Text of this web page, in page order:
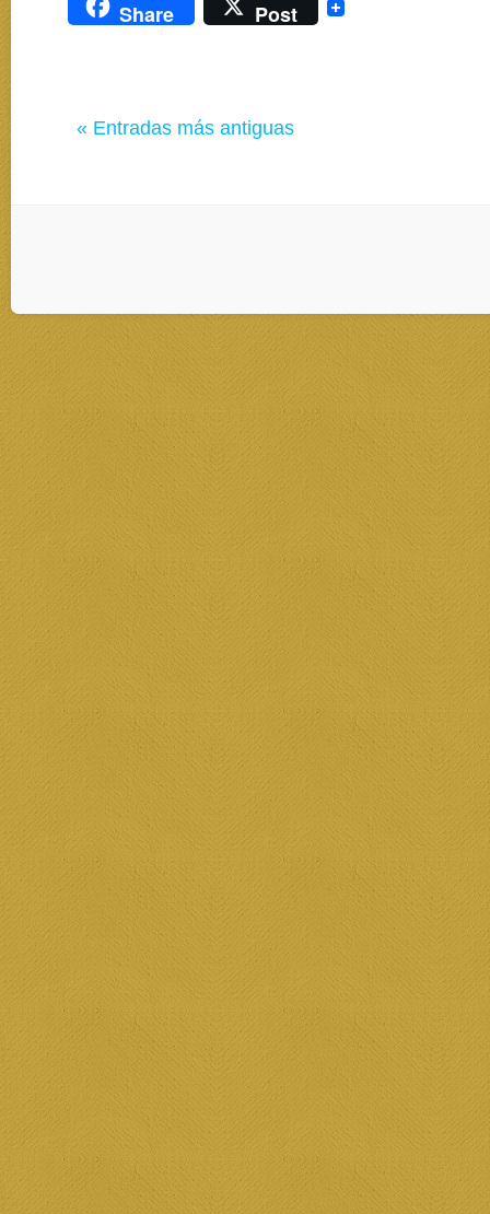
Share Post
« Entradas más antiguas